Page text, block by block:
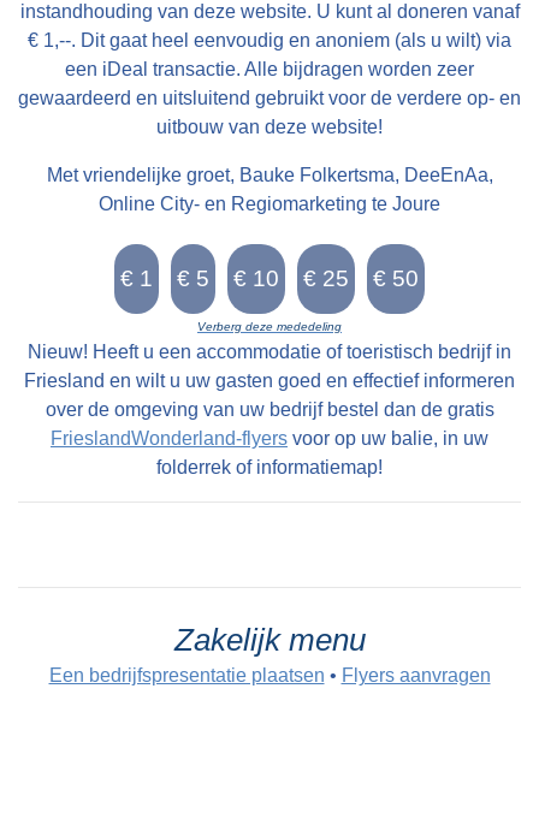
instandhouding van deze website. U kunt al doneren vanaf
€ 1,--. Dit gaat heel eenvoudig en anoniem (als u wilt) via
een iDeal transactie. Alle bijdragen worden zeer
gewaardeerd en uitsluitend gebruikt voor de verdere op- en
uitbouw van deze website!
Met vriendelijke groet, Bauke Folkertsma, DeeEnAa,
Online City- en Regiomarketing te Joure
Verberg deze mededeling
Nieuw! Heeft u een accommodatie of toeristisch bedrijf in
Friesland en wilt u uw gasten goed en effectief informeren
over de omgeving van uw bedrijf bestel dan de gratis
FrieslandWonderland-flyers voor op uw balie, in uw
folderrek of informatiemap!
Zakelijk menu
Een bedrijfspresentatie plaatsen • Flyers aanvragen